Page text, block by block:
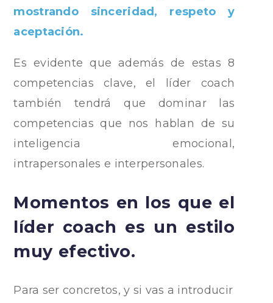
mostrando sinceridad, respeto y
aceptación.
Es evidente que además de estas 8
competencias clave, el líder coach
también tendrá que dominar las
competencias que nos hablan de su
inteligencia emocional,
intrapersonales e interpersonales.
Momentos en los que el
líder coach es un estilo
muy efectivo.
Para ser concretos, y si vas a introducir